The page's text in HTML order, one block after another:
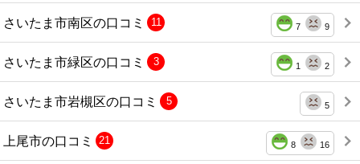
さいたま市南区の口コミ 7 9
11
さいたま市緑区の口コミ 1 2
3
さいたま市岩槻区の口コミ 5
5
上尾市の口コミ 8 16
21